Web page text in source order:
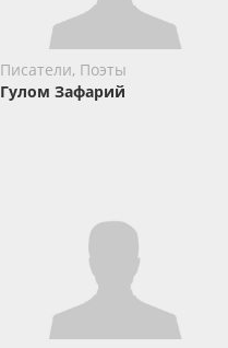
Писатели, Поэты
Гулом Зафарий